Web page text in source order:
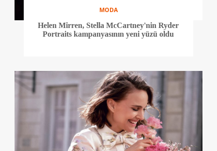
MODA
Helen Mirren, Stella McCartney'nin Ryder
Portraits kampanyasının yeni yüzü oldu